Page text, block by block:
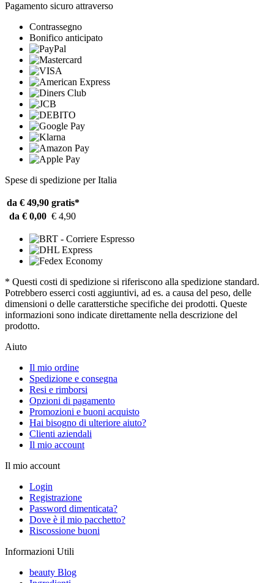
Pagamento sicuro attraverso
Contrassegno
Bonifico anticipato
Spese di spedizione per Italia
da € 49,90 gratis*
da € 0,00 € 4,90
* Questi costi di spedizione si riferiscono alla spedizione standard.
Potrebbero esserci costi aggiuntivi, ad es. a causa del peso, delle
dimensioni o delle caratterstiche specifiche dei prodotti. Queste
informazioni sono indicate direttamente nella descrizione del
prodotto.
Aiuto
Il mio ordine
Spedizione e consegna
Resi e rimborsi
Opzioni di pagamento
Promozioni e buoni acquisto
Hai bisogno di ulteriore aiuto?
Clienti aziendali
Il mio account
Il mio account
Login
Registrazione
Password dimenticata?
Dove è il mio pacchetto?
Riscossione buoni
Informazioni Utili
beauty Blog